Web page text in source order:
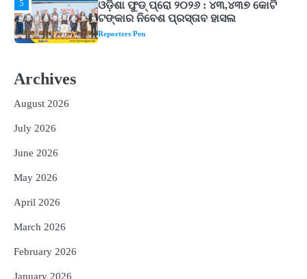
1
ଘରର ବାସ୍ତୁଦୋଷ ଦୂର କରିବ ଲିଲି ଫୁଲ!
Reporters Pen
4
5
Archives
August 2026
July 2026
June 2026
May 2026
April 2026
March 2026
February 2026
January 2026